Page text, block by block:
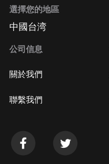
選擇您的地區
中國台湾
公司信息
關於我們
聯繫我們